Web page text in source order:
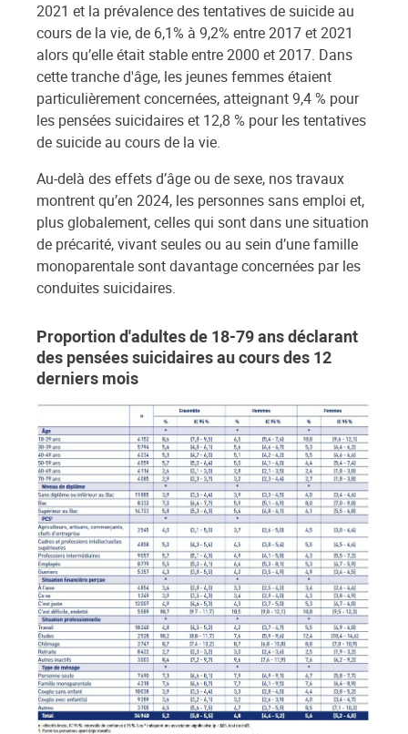
2021 et la prévalence des tentatives de suicide au
cours de la vie, de 6,1% à 9,2% entre 2017 et 2021
alors qu’elle était stable entre 2000 et 2017. Dans
cette tranche d'âge, les jeunes femmes étaient
particulièrement concernées, atteignant 9,4 % pour
les pensées suicidaires et 12,8 % pour les tentatives
de suicide au cours de la vie.
Au-delà des effets d’âge ou de sexe, nos travaux
montrent qu’en 2024, les personnes sans emploi et,
plus globalement, celles qui sont dans une situation
de précarité, vivant seules ou au sein d’une famille
monoparentale sont davantage concernées par les
conduites suicidaires.
Proportion d'adultes de 18-79 ans déclarant
des pensées suicidaires au cours des 12
derniers mois